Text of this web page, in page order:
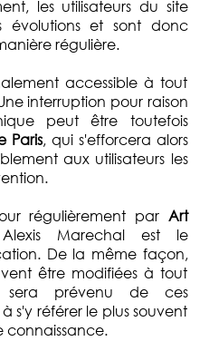
les utilisateurs du site
évolutions et sont donc
régulière.
accessible à tout
interruption pour raison
peut être toutefois
Paris, qui s'efforcera alors
aux utilisateurs les
régulièrement par Art
Marechal est le
De la même façon,
être modifiées à tout
sera prévenu de ces
s'y référer le plus souvent
connaissance.